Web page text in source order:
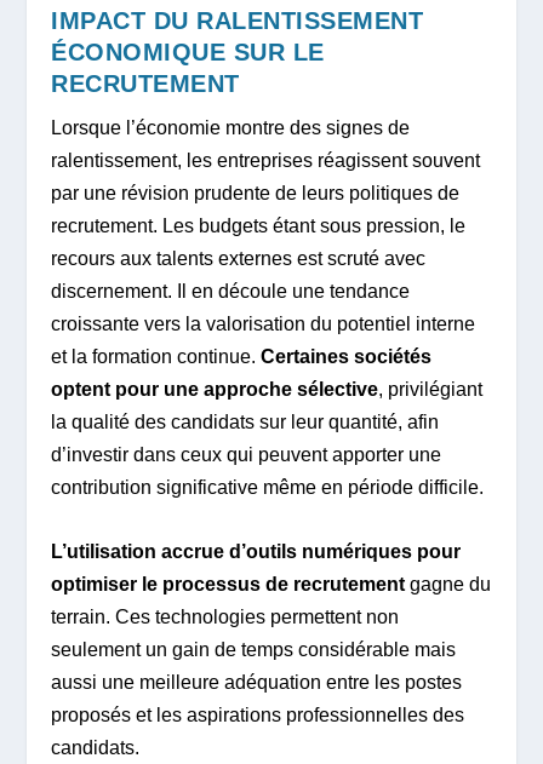
IMPACT DU RALENTISSEMENT
ÉCONOMIQUE SUR LE
RECRUTEMENT
Lorsque l’économie montre des signes de
ralentissement, les entreprises réagissent souvent
par une révision prudente de leurs politiques de
recrutement. Les budgets étant sous pression, le
recours aux talents externes est scruté avec
discernement. Il en découle une tendance
croissante vers la valorisation du potentiel interne
et la formation continue.Certaines sociétés
optent pour une approche sélective, privilégiant
la qualité des candidats sur leur quantité, afin
d’investir dans ceux qui peuvent apporter une
contribution significative même en période difficile.
L’utilisation accrue d’outils numériques pour
optimiser le processus de recrutement gagne du
terrain. Ces technologies permettent non
seulement un gain de temps considérable mais
aussi une meilleure adéquation entre les postes
proposés et les aspirations professionnelles des
candidats.